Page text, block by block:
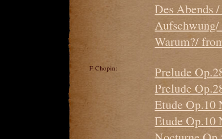
Des Abends
Aufschwung/
Warum?/
F. Chopin:
Prelude
Prelude
Etude Op.10
Etude Op.10